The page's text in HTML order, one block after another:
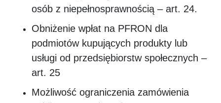
osób z niepełnosprawnością – art. 24.
Obniżenie wpłat na PFRON dla
podmiotów kupujących produkty lub
usługi od przedsiębiorstw społecznych –
art. 25
Możliwość ograniczenia zamówienia